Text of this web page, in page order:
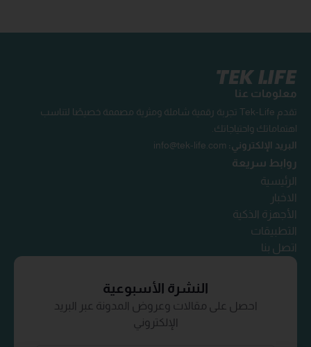
معلومات عنا
تقدم Tek-Life تجربة رقمية شاملة ومثرية مصممة خصيصًا لتناسب
اهتماماتك واحتياجاتك.
البريد الإلكتروني: info@tek-life.com
روابط سريعة
الرئيسية
الاخبار
الأجهزة الذكية
التطبيقات
اتصل بنا
النشرة الأسبوعية
احصل على مقالات وعروض المدونة عبر البريد
الإلكتروني